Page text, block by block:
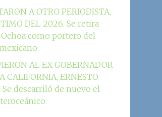
A OTRO PERIODISTA,
DEL 2026. Se retira
como portero del
AL EX GOBERNADOR
CALIFORNIA, ERNESTO
Se descarriló de nuevo el